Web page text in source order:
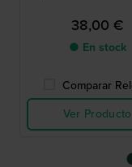
38,00 €
● En stock
Comparar
Ver Producto